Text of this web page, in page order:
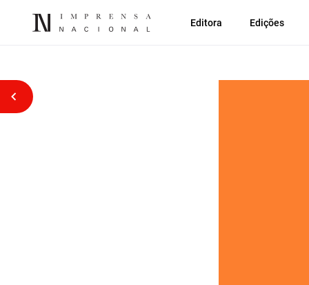
Editora Edições
Voltar atrás